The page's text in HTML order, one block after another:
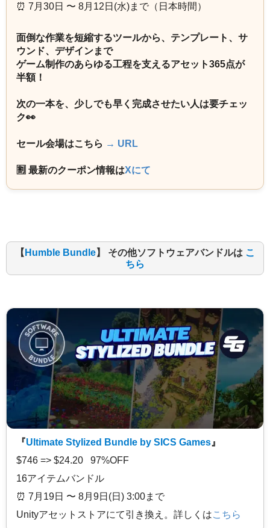
⏰️ 7月30日 〜 8月12日(水)まで（日本時間）
面倒な作業を短縮するツールから、テンプレート、サ
ウンド、デザインまで
ゲーム制作のあらゆる工程を支えるアセット365点が
半額！
次の一本を、少しでも早く完成させたい人は要チェッ
ク👀
セール会場はこちら → URL
🈹 最新のクーポン情報はXにて
【 Humble Bundle】 その他ソフトウェアバンドルは こ
ちら
『Ultimate Stylized Bundle by SICS Games 』
$746 => $24.20 97%OFF
16アイテムバンドル
⏰️ 7月19日 〜 8月9日(日) 3:00まで
Unityアセットストアにて引き換え。詳しくはこちら